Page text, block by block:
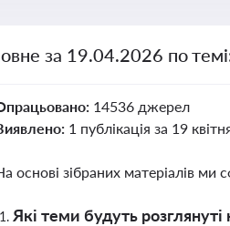
за 19.04.2026 по
14536 джерел
1 публікація за 19
основі зібраних матеріалів ми
Які теми будуть